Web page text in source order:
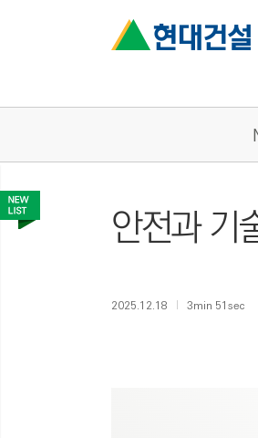
안전과 기
2025.12.18 3min 51sec